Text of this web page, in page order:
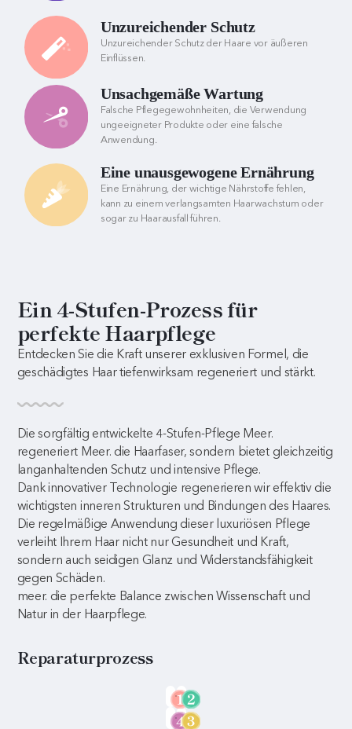
Unzureichender Schutz
Unzureichender Schutz der Haare vor äußeren
Einflüssen.
Unsachgemäße Wartung
Falsche Pflegegewohnheiten, die Verwendung
ungeeigneter Produkte oder eine falsche
Anwendung.
Eine unausgewogene Ernährung
Eine Ernährung, der wichtige Nährstoffe fehlen,
kann zu einem verlangsamten Haarwachstum oder
sogar zu Haarausfall führen.
Ein 4-Stufen-Prozess für
perfekte Haarpflege
Entdecken Sie die Kraft unserer exklusiven Formel, die
geschädigtes Haar tiefenwirksam regeneriert und stärkt.
Die sorgfältig entwickelte 4-Stufen-Pflege Meer.
regeneriert Meer. die Haarfaser, sondern bietet gleichzeitig
langanhaltenden Schutz und intensive Pflege.
Dank innovativer Technologie regenerieren wir effektiv die
wichtigsten inneren Strukturen und Bindungen des Haares.
Die regelmäßige Anwendung dieser luxuriösen Pflege
verleiht Ihrem Haar nicht nur Gesundheit und Kraft,
sondern auch seidigen Glanz und Widerstandsfähigkeit
gegen Schäden.
meer. die perfekte Balance zwischen Wissenschaft und
Natur in der Haarpflege.
Reparaturprozess